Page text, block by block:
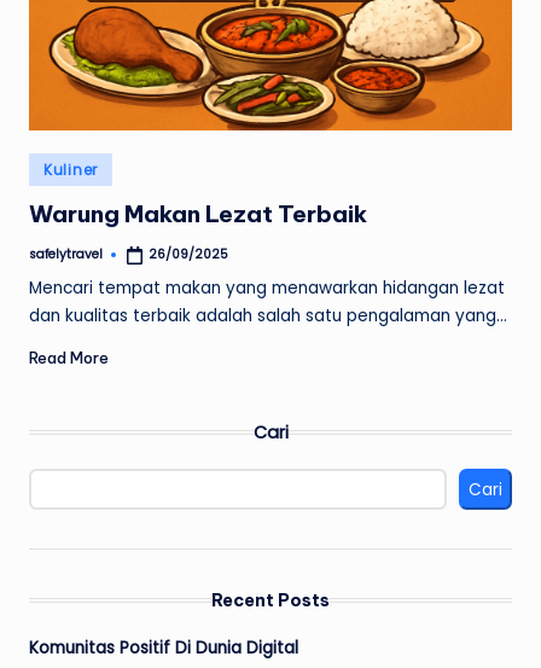
Posted
in
Kuliner
Warung Makan Lezat Terbaik
Posted
safelytravel 26/09/2025
Mencari tempat makan yang menawarkan hidangan lezat
dan kualitas terbaik adalah salah satu pengalaman yang…
Read More
Cari
Cari
Recent Posts
Komunitas Positif Di Dunia Digital